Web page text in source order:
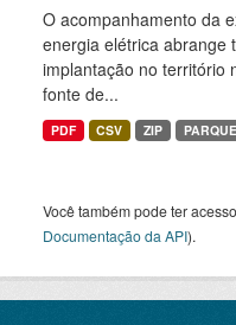
O acompanhamento da
energia elétrica abrange
implantação no território
fonte de...
PDF CSV ZIP
Você também pode ter
Documentação da API).